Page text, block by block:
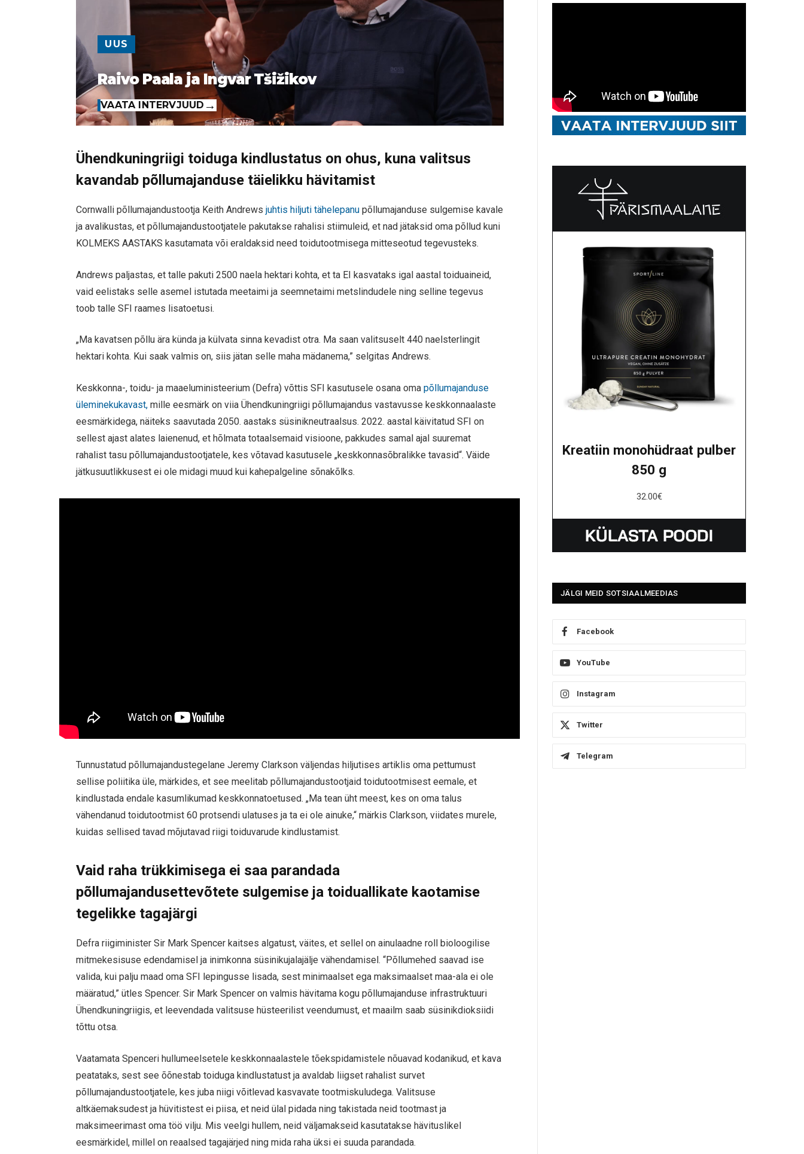
UUS
Raivo Paala ja Ingvar Tšižikov
VAATA INTERVJUUD
Ühendkuningriigi toiduga kindlustatus on ohus, kuna valitsus
kavandab põllumajanduse täielikku hävitamist
Cornwalli põllumajandustootja Keith Andrews juhtis hiljuti tähelepanu põllumajanduse sulgemise kavale
ja avalikustas, et põllumajandustootjatele pakutakse rahalisi stiimuleid, et nad jätaksid oma põllud kuni
KOLMEKS AASTAKS kasutamata või eraldaksid need toidutootmisega mitteseotud tegevusteks.
Andrews paljastas, et talle pakuti 2500 naela hektari kohta, et ta EI kasvataks igal aastal toiduaineid,
vaid eelistaks selle asemel istutada meetaimi ja seemnetaimi metslindudele ning selline tegevus
toob talle SFI raames lisatoetusi.
„Ma kavatsen põllu ära künda ja külvata sinna kevadist otra. Ma saan valitsuselt 440 naelsterlingit
hektari kohta. Kui saak valmis on, siis jätan selle maha mädanema,” selgitas Andrews.
Keskkonna-, toidu- ja maaeluministeerium (Defra) võttis SFI kasutusele osana omapõllumajanduse
üleminekukavast, mille eesmärk on viia Ühendkuningriigi põllumajandus vastavusse keskkonnaalaste
eesmärkidega, näiteks saavutada 2050. aastaks süsinikneutraalsus. 2022. aastal käivitatud SFI on
sellest ajast alates laienenud, et hõlmata totaalsemaid visioone, pakkudes samal ajal suuremat
rahalist tasu põllumajandustootjatele, kes võtavad kasutusele „keskkonnasõbralikke tavasid“. Väide
jätkusuutlikkusest ei ole midagi muud kui kahepalgeline sõnakõlks.
Tunnustatud põllumajandustegelane Jeremy Clarkson väljendas hiljutises artiklis oma pettumust
sellise poliitika üle, märkides, et see meelitab põllumajandustootjaid toidutootmisest eemale, et
kindlustada endale kasumlikumad keskkonnatoetused. „Ma tean üht meest, kes on oma talus
vähendanud toidutootmist 60 protsendi ulatuses ja ta ei ole ainuke,“ märkis Clarkson, viidates murele,
kuidas sellised tavad mõjutavad riigi toiduvarude kindlustamist.
Vaid raha trükkimisega ei saa parandada
põllumajandusettevõtete sulgemise ja toiduallikate kaotamise
tegelikke tagajärgi
Defra riigiminister Sir Mark Spencer kaitses algatust, väites, et sellel on ainulaadne roll bioloogilise
mitmekesisuse edendamisel ja inimkonna süsinikujalajälje vähendamisel. “Põllumehed saavad ise
valida, kui palju maad oma SFI lepingusse lisada, sest minimaalset ega maksimaalset maa-ala ei ole
määratud,” ütles Spencer. Sir Mark Spencer on valmis hävitama kogu põllumajanduse infrastruktuuri
Ühendkuningriigis, et leevendada valitsuse hüsteerilist veendumust, et maailm saab süsinikdioksiidi
tõttu otsa.
Vaatamata Spenceri hullumeelsetele keskkonnaalastele tõekspidamistele nõuavad kodanikud, et kava
peatataks, sest see õõnestab toiduga kindlustatust ja avaldab liigset rahalist survet
põllumajandustootjatele, kes juba niigi võitlevad kasvavate tootmiskuludega. Valitsuse
altkäemaksudest ja hüvitistest ei piisa, et neid ülal pidada ning takistada neid tootmast ja
maksimeerimast oma töö vilju. Mis veelgi hullem, neid väljamakseid kasutatakse hävituslikel
eesmärkidel, millel on reaalsed tagajärjed ning mida raha üksi ei suuda parandada.
Kreatiin monohüdraat pulber
850 g
32.00€
JÄLGI MEID SOTSIAALMEEDIAS
Facebook
YouTube
Instagram
Twitter
Telegram